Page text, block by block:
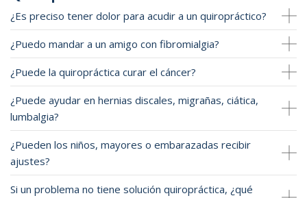
¿Es preciso tener dolor para acudir a un quiropráctico?
¿Puedo mandar a un amigo con fibromialgia?
¿Puede la quiropráctica curar el cáncer?
¿Puede ayudar en hernias discales, migrañas, ciática,
lumbalgia?
¿Pueden los niños, mayores o embarazadas recibir
ajustes?
Si un problema no tiene solución quiropráctica, ¿qué